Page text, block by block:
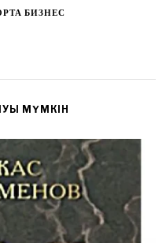
БИЗНЕС
МҮМКІН